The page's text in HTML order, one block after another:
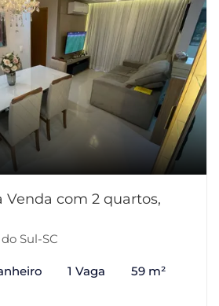
com 2 quartos,
Sul-SC
1 Vaga 59 m²